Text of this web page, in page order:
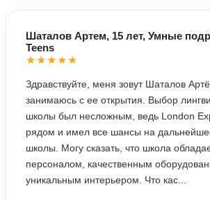
Шаталов Артем, 15 лет, Умные
Teens
★★★★★
Здравствуйте, меня зовут Шаталов
занимаюсь с ее открытия. Выбор
школы был несложным, ведь London
рядом и имел все шансы на
школы. Могу сказать, что школа
персоналом, качественным
уникальным интерьером. Что кас...